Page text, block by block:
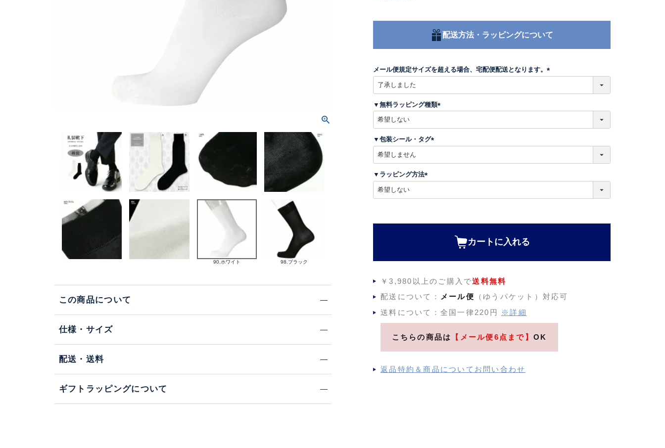
90.ホワイト 98.ブラック
この商品について
仕様・サイズ
配送・送料
ギフトラッピングについて
配送方法・ラッピングについて
メール便規定サイズを超える場合、宅配便配送となります。
)
▼無料ラッピング種類
)
▼包装シール・タグ
)
▼ラッピング方法
カートに入れる
￥3,980以上のご購入で送料無料
配送について： メール便
（ゆうパケット）対応可
送料について：全国一律220円
※詳細
こちらの商品は 【メール便6点まで】 OK
返品特約＆商品についてお問い合わせ